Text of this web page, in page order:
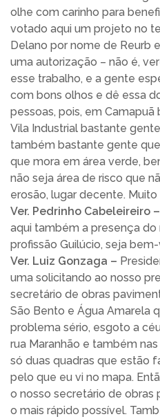
olhe com carinho para
votado aqui um projeto no
Delano por nome de Reurb
uma autorização – não é,
esse trabalho, e a gente
com bons olhos e dê essa
pessoas, pois, em
Vila Industrial bastante
também bastante gente
que mora em área verde,
não seja área de risco que
erosão, lugar decente. Muito
Ver. Pedrinho Cabeleireiro –
aqui também a presença
profissão Guilúcio, seja
Ver. Luiz Gonzaga –
uma solicitando ao nosso
secretário de obras
São Bento e Água Amarela
problema sério, esgoto a
rua Maranhão e também
só duas quadras que estão
pelo que eu vi no mapa.
o nosso secretário de obras
o mais rápido possível.